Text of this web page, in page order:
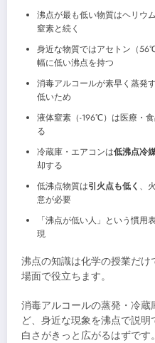
沸点が最も低い物質はヘリウ
窒素と続く
身近な物質ではアセトン（
幅に低い沸点を持つ
消毒アルコールが素早く蒸発
低いため
液体窒素（-196℃）は医療・
る
冷蔵庫・エアコンは低沸点冷
却する
低沸点物質は引火点も低く 、
意が必要
「沸点が低い人」という慣
現
沸点の知識は化学の授業だ
場面で役立ちます。
消毒アルコールの蒸発・冷
ど、身近な現象を沸点で説
白さがきっと広がるはずです。